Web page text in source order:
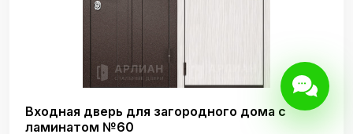
Входная дверь для загородного дома с
ламинатом №60